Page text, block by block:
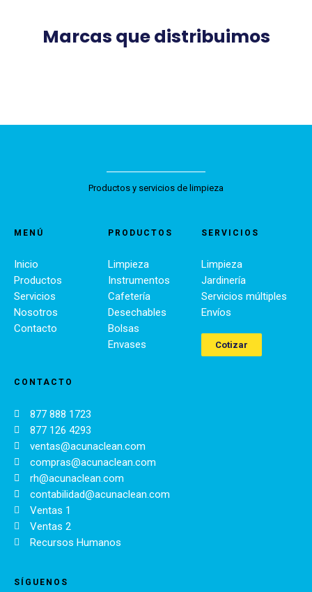
Marcas que distribuimos
Productos y servicios de limpieza
MENÚ
Inicio
Productos
Servicios
Nosotros
Contacto
PRODUCTOS
Limpieza
Instrumentos
Cafetería
Desechables
Bolsas
Envases
SERVICIOS
Limpieza
Jardinería
Servicios múltiples
Envíos
Cotizar
CONTACTO
877 888 1723
877 126 4293
ventas@acunaclean.com
compras@acunaclean.com
rh@acunaclean.com
contabilidad@acunaclean.com
Ventas 1
Ventas 2
Recursos Humanos
SÍGUENOS